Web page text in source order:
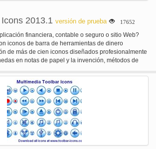
2013.1 versión de prueba 17652
financiera, contable o seguro o sitio Web?
iconos de barra de herramientas de dinero
de más de cien iconos diseñados profesionalmente
en notas de papel y la invención, métodos de
en la industria financiera.